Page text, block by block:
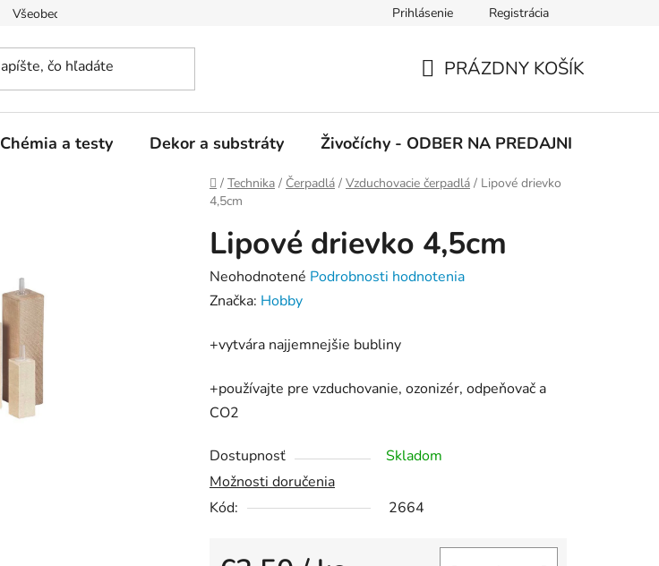
Všeobecné obchodné podmienky a dodacie podmienky Ochrana osobných údajov
Prihlásenie Registrácia
KOŠÍK
PRÁZDNY KOŠÍK
Chémia a testy Dekor a substráty Živočíchy - ODBER NA PREDAJNI
Domov
/ Technika / Čerpadlá / Vzduchovacie čerpadlá / Lipové drievko
4,5cm
Lipové drievko 4,5cm
Priemerné
hodnotenie
je
z
5
hviezdičiek.
Neohodnotené Podrobnosti hodnotenia
Značka: Hobby
+vytvára najjemnejšie bubliny
+používajte pre vzduchovanie, ozonizér, odpeňovač a
CO2
Dostupnosť
Skladom
Možnosti doručenia
Kód:
2664